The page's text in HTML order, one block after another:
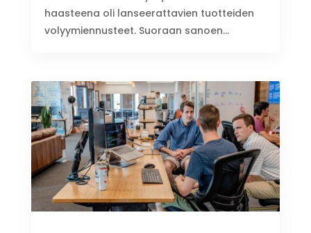
haasteena oli lanseerattavien tuotteiden
volyymiennusteet. Suoraan sanoen...